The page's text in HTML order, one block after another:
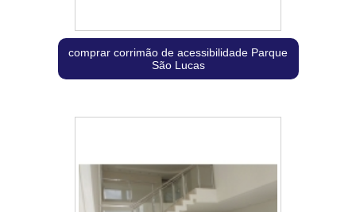
comprar corrimão de acessibilidade Parque
São Lucas